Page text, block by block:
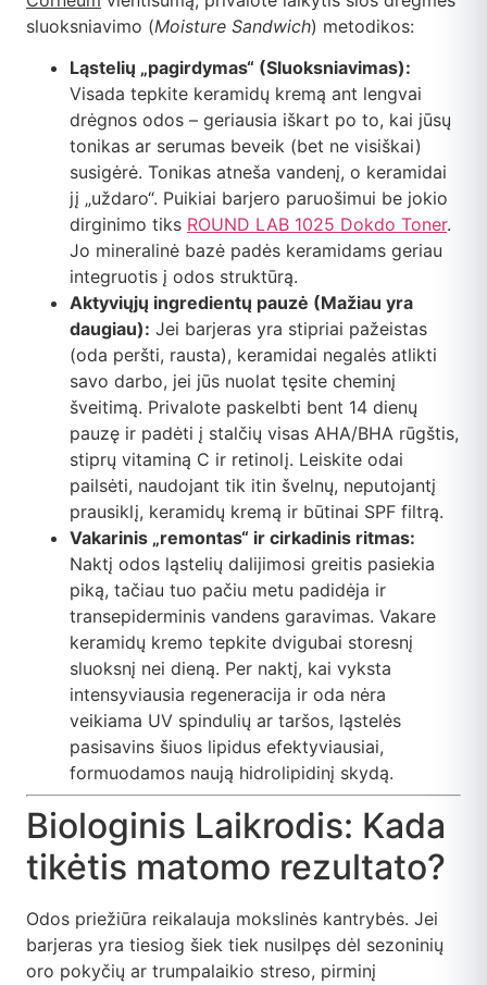
sluoksniavimo (Moisture Sandwich) metodikos:
Ląstelių „pagirdymas“ (Sluoksniavimas):
Visada tepkite keramidų kremą ant lengvai
drėgnos odos – geriausia iškart po to, kai jūsų
tonikas ar serumas beveik (bet ne visiškai)
susigėrė. Tonikas atneša vandenį, o keramidai
jį „uždaro“. Puikiai barjero paruošimui be jokio
dirginimo tiks ROUND LAB 1025 Dokdo Toner.
Jo mineralinė bazė padės keramidams geriau
integruotis į odos struktūrą.
Aktyviųjų ingredientų pauzė (Mažiau yra
daugiau): Jei barjeras yra stipriai pažeistas
(oda peršti, rausta), keramidai negalės atlikti
savo darbo, jei jūs nuolat tęsite cheminį
šveitimą. Privalote paskelbti bent 14 dienų
pauzę ir padėti į stalčių visas AHA/BHA rūgštis,
stiprų vitaminą C ir retinolį. Leiskite odai
pailsėti, naudojant tik itin švelnų, neputojantį
prausiklį, keramidų kremą ir būtinai SPF filtrą.
Vakarinis „remontas“ ir cirkadinis ritmas:
Naktį odos ląstelių dalijimosi greitis pasiekia
piką, tačiau tuo pačiu metu padidėja ir
transepiderminis vandens garavimas. Vakare
keramidų kremo tepkite dvigubai storesnį
sluoksnį nei dieną. Per naktį, kai vyksta
intensyviausia regeneracija ir oda nėra
veikiama UV spindulių ar taršos, ląstelės
pasisavins šiuos lipidus efektyviausiai,
formuodamos naują hidrolipidinį skydą.
Biologinis Laikrodis: Kada
tikėtis matomo rezultato?
Odos priežiūra reikalauja mokslinės kantrybės. Jei
barjeras yra tiesiog šiek tiek nusilpęs dėl sezoninių
oro pokyčių ar trumpalaikio streso, pirminį